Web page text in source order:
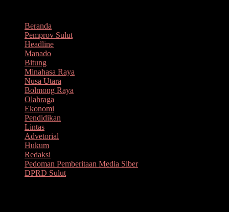
kontenBeranda
Pemprov Sulut
Headline
Manado
Bitung
Minahasa Raya
Nusa Utara
Bolmong Raya
Olahraga
Ekonomi
Pendidikan
Lintas
Advetorial
Hukum
Redaksi
Pedoman Pemberitaan Media Siber
DPRD Sulut